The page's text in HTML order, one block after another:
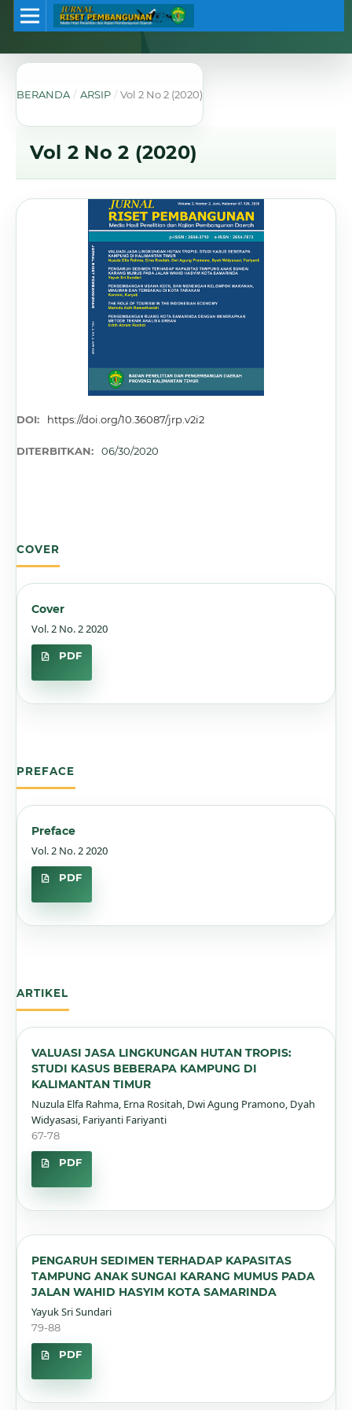
BERANDA / ARSIP / Vol 2 No 2 (2020)
Vol 2 No 2 (2020)
DOI: https://doi.org/10.36087/jrp.v2i2
DITERBITKAN: 06/30/2020
COVER
Cover
Vol. 2 No. 2 2020
PDF
PREFACE
Preface
Vol. 2 No. 2 2020
PDF
ARTIKEL
VALUASI JASA LINGKUNGAN HUTAN TROPIS:
STUDI KASUS BEBERAPA KAMPUNG DI
KALIMANTAN TIMUR
Nuzula Elfa Rahma, Erna Rositah, Dwi Agung Pramono, Dyah
Widyasasi, Fariyanti Fariyanti
67-78
PDF
PENGARUH SEDIMEN TERHADAP KAPASITAS
TAMPUNG ANAK SUNGAI KARANG MUMUS PADA
JALAN WAHID HASYIM KOTA SAMARINDA
Yayuk Sri Sundari
79-88
PDF